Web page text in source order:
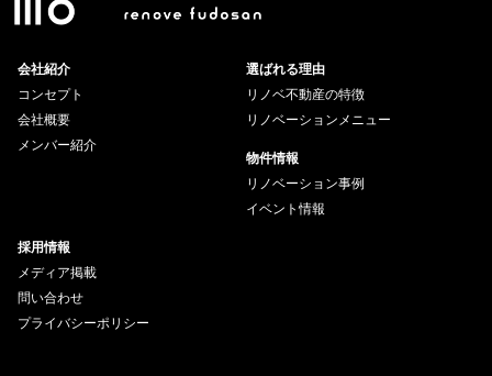
会社紹介
コンセプト
会社概要
メンバー紹介
選ばれる理由
リノベ不動産の特徴
リノベーションメニュー
物件情報
リノベーション事例
イベント情報
採用情報
メディア掲載
問い合わせ
プライバシーポリシー